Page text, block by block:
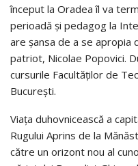
început la Oradea îl va
perioadă și pedagog la
are șansa de a se apropia
patriot, Nicolae Popovici.
cursurile Facultăților de
București.
Viața duhovnicească a
Rugului Aprins de la
către un orizont nou al